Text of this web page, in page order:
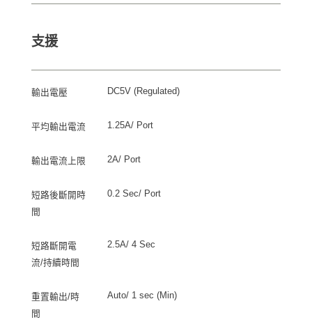
支援
輸出電壓 DC5V (Regulated)
平均輸出電流 1.25A/ Port
輸出電流上限 2A/ Port
短路後斷開時
間
0.2 Sec/ Port
短路斷開電
流/持續時間
2.5A/ 4 Sec
重置輸出/時
間
Auto/ 1 sec (Min)